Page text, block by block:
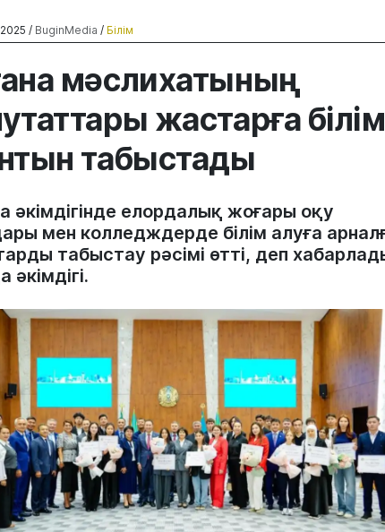
/ BuginMedia / Білім
мәслихатының
жастарға білім
табыстады
әкімдігінде елордалық жоғары оқу
мен колледждерде білім алуға
табыстау рәсімі өтті, деп
әкімдігі.